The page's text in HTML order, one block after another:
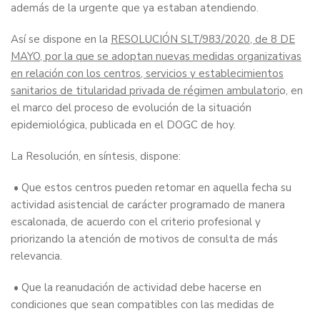
además de la urgente que ya estaban atendiendo.
Así se dispone en la RESOLUCIÓN SLT/983/2020, de 8 DE
MAYO, por la que se adoptan nuevas medidas organizativas
en relación con los centros, servicios y establecimientos
sanitarios de titularidad privada de régimen ambulatorio, en
el marco del proceso de evolución de la situación
epidemiológica, publicada en el DOGC de hoy.
La Resolución, en síntesis, dispone:
• Que estos centros pueden retomar en aquella fecha su
actividad asistencial de carácter programado de manera
escalonada, de acuerdo con el criterio profesional y
priorizando la atención de motivos de consulta de más
relevancia.
• Que la reanudación de actividad debe hacerse en
condiciones que sean compatibles con las medidas de